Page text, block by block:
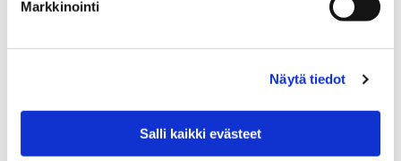
Markkinointi
Näytä tiedot
Salli kaikki evästeet
jokaiselle haasteeseen vastaavalle
kahvia ja teetä. Kaarisillan yhtenäiskoulu on jo
vastannut haasteeseen. Mikä koulu ottaa